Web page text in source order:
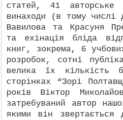
статей, 41 авторське
винаходи (в тому числі
Вавилова та Красуня
та ехінація бліда
книг, зокрема, 6
розробок, сотні
велика їх кількість
сторінках “Зорі
років Віктор
затребуваний автор
якими він звертається